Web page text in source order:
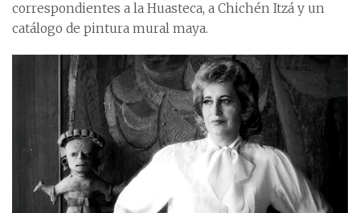
correspondientes a la Huasteca, a Chichén Itzá y un
catálogo de pintura mural maya.